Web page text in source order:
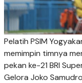
Pelatih PSIM
memimpin timnya
pekan ke-21 BRI
Gelora Joko